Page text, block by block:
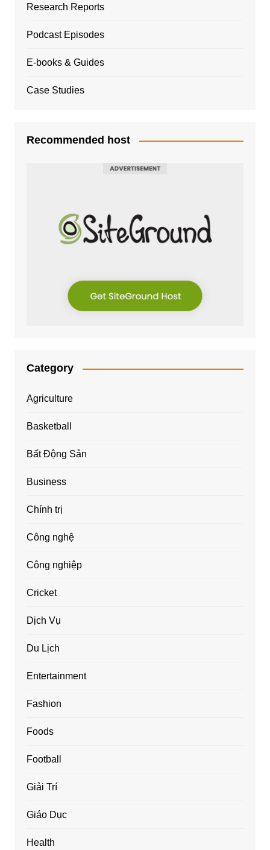
Research Reports
Podcast Episodes
E-books & Guides
Case Studies
Recommended host
Category
Agriculture
Basketball
Bất Động Sản
Business
Chính trị
Công nghệ
Công nghiệp
Cricket
Dịch Vụ
Du Lịch
Entertainment
Fashion
Foods
Football
Giải Trí
Giáo Dục
Health